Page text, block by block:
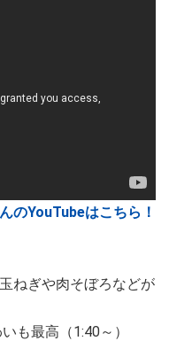
のYouTubeはこちら！
ねぎや肉そぼろなどが
も最高（1:40～）